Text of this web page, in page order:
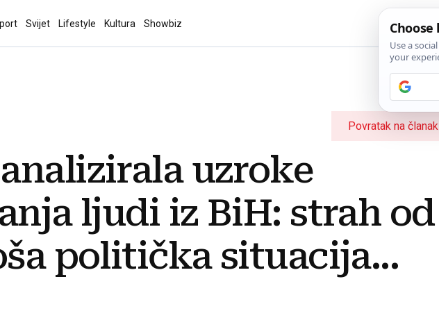
Svijet Lifestyle Kultura Showbiz
Povratak na članak
uzroke
ljudi iz BiH: strah od
politička situacija...